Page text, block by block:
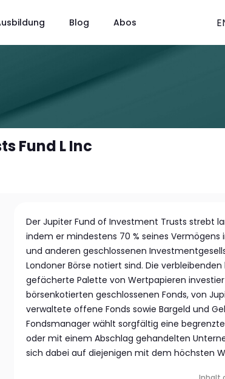
Blog Abos
Fund L Inc
Der Jupiter Fund of Investment Trusts strebt
indem er mindestens 70 % seines
und anderen geschlossenen
Londoner Börse notiert sind. Die
gefächerte Palette von Wertpapieren
börsenkotierten geschlossenen Fonds, von
verwaltete offene Fonds sowie Bargeld und
Fondsmanager wählt sorgfältig eine
oder mit einem Abschlag gehandelten
sich dabei auf diejenigen mit dem höchsten